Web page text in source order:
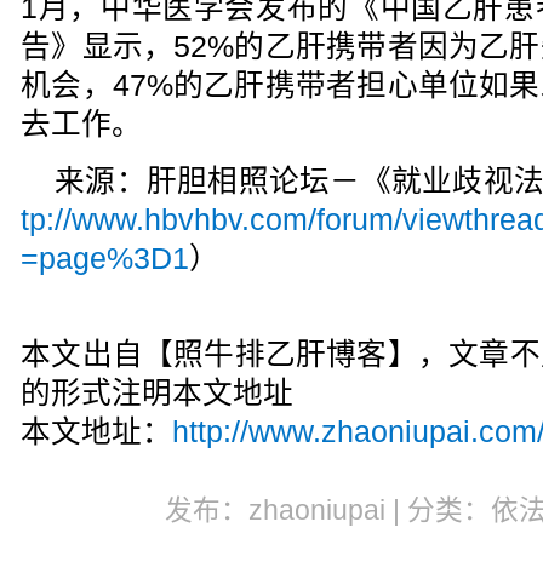
1月，中华医学会发布的《中国乙肝
告》显示，52%的乙肝携带者因为乙
机会，47%的乙肝携带者担心单位如
去工作。
来源：肝胆相照论坛－《就业歧视
tp://www.hbvhbv.com/forum/
=page%3D1）
本文出自【照牛排乙肝博客】，文章
的形式注明本文地址
本文地址：
http://
发布：zhaoniupai | 分类：依